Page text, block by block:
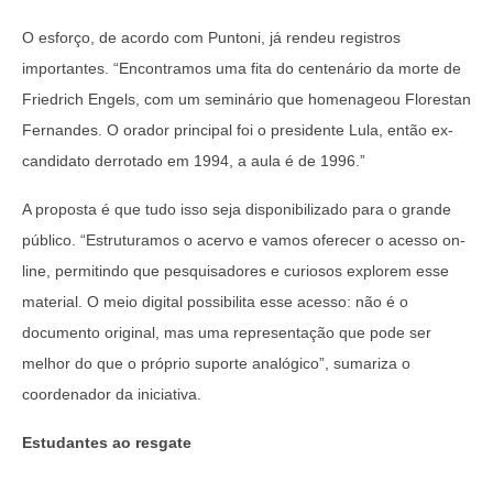
O esforço, de acordo com Puntoni, já rendeu registros
importantes. “Encontramos uma fita do centenário da morte de
Friedrich Engels, com um seminário que homenageou Florestan
Fernandes. O orador principal foi o presidente Lula, então ex-
candidato derrotado em 1994, a aula é de 1996.”
A proposta é que tudo isso seja disponibilizado para o grande
público. “Estruturamos o acervo e vamos oferecer o acesso on-
line, permitindo que pesquisadores e curiosos explorem esse
material. O meio digital possibilita esse acesso: não é o
documento original, mas uma representação que pode ser
melhor do que o próprio suporte analógico”, sumariza o
coordenador da iniciativa.
Estudantes ao resgate